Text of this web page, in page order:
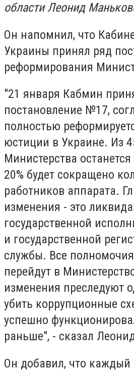
области Леонид
Он напомнил, что
Украины принял ряд
реформирования
"21 января Кабмин
постановление №17,
полностью
юстиции в Украине. Из
Министерства
20% будет сокращено
работников аппарата.
изменения - это
государственной
и государственной
службы. Все
перейдут в
изменения преследуют
убить коррупционные
успешно
раньше", - сказал
Он добавил, что каждый